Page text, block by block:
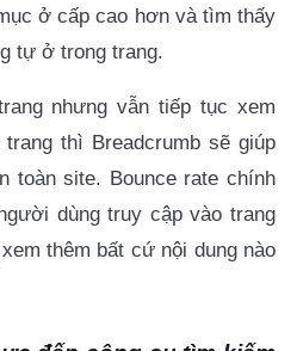
ở cấp cao hơn và tìm thấy
tự ở trong trang.
nhưng vẫn tiếp tục xem
thì Breadcrumb sẽ giúp
toàn site. Bounce rate chính
dùng truy cập vào trang
thêm bất cứ nội dung nào